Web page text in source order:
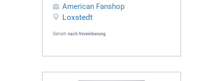
American Fanshop
Loxstedt
Gehalt: nach Vereinbarung